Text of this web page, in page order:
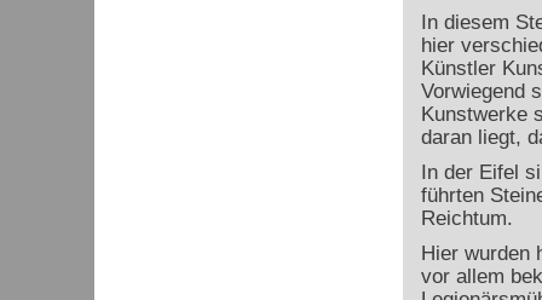
In diesem
hier
Künstler
Vorwiegend
Kunstwerke
daran liegt,
In der Eifel
führten
Reichtum.
Hier wurden
vor allem